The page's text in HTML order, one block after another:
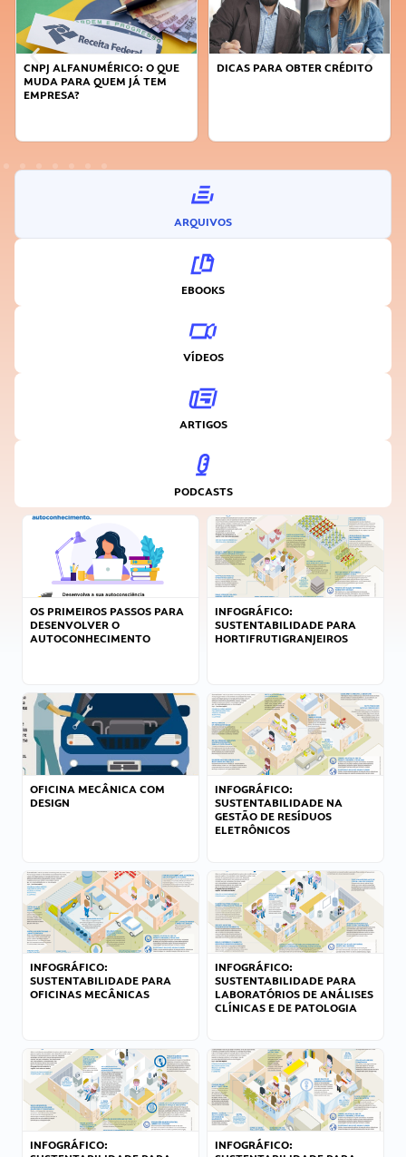
CNPJ ALFANUMÉRICO: O QUE
MUDA PARA QUEM JÁ TEM
EMPRESA?
DICAS PARA OBTER CRÉDITO
ARQUIVOS
EBOOKS
VÍDEOS
ARTIGOS
PODCASTS
OS PRIMEIROS PASSOS PARA
DESENVOLVER O
AUTOCONHECIMENTO
INFOGRÁFICO:
SUSTENTABILIDADE PARA
HORTIFRUTIGRANJEIROS
OFICINA MECÂNICA COM
DESIGN
INFOGRÁFICO:
SUSTENTABILIDADE NA
GESTÃO DE RESÍDUOS
ELETRÔNICOS
INFOGRÁFICO:
SUSTENTABILIDADE PARA
OFICINAS MECÂNICAS
INFOGRÁFICO:
SUSTENTABILIDADE PARA
LABORATÓRIOS DE ANÁLISES
CLÍNICAS E DE PATOLOGIA
INFOGRÁFICO:
INFOGRÁFICO: